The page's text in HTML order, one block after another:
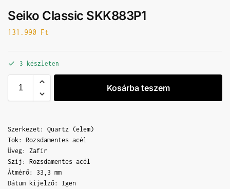
Seiko Classic SKK883P1
131.990 Ft
3 készleten
Kosárba teszem
Szerkezet: Quartz (elem)
Tok: Rozsdamentes acél
Üveg: Zafír
Szíj: Rozsdamentes acél
Átmérő: 33,3 mm
Dátum kijelző: Igen